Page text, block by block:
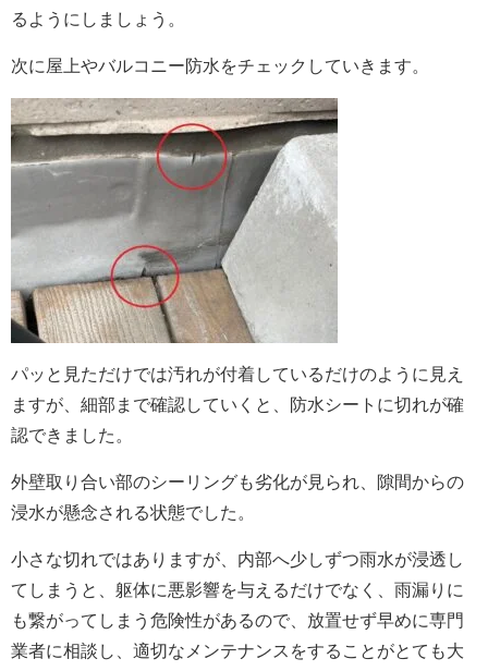
るようにしましょう。
次に屋上やバルコニー防水をチェックしていきます。
パッと見ただけでは汚れが付着しているだけのように見え
ますが、細部まで確認していくと、防水シートに切れが確
認できました。
外壁取り合い部のシーリングも劣化が見られ、隙間からの
浸水が懸念される状態でした。
小さな切れではありますが、内部へ少しずつ雨水が浸透し
てしまうと、躯体に悪影響を与えるだけでなく、雨漏りに
も繋がってしまう危険性があるので、放置せず早めに専門
業者に相談し、適切なメンテナンスをすることがとても大